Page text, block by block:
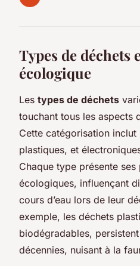
Types de déchets
écologique
Les types de déchets
touchant tous les aspects
Cette catégorisation
plastiques, et
Chaque type présente
écologiques, influençant
cours d’eau lors de leur
exemple, les déchets
biodégradables,
décennies, nuisant à la